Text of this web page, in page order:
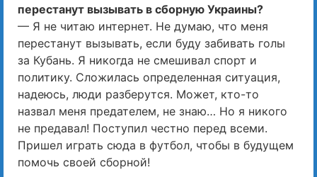
перестанут вызывать в сборную Украины?
— Я не читаю интернет. Не думаю, что меня
перестанут вызывать, если буду забивать голы
за Кубань. Я никогда не смешивал спорт и
политику. Сложилась определенная ситуация,
надеюсь, люди разберутся. Может, кто-то
назвал меня предателем, не знаю… Но я никого
не предавал! Поступил честно перед всеми.
Пришел играть сюда в футбол, чтобы в будущем
помочь своей сборной!